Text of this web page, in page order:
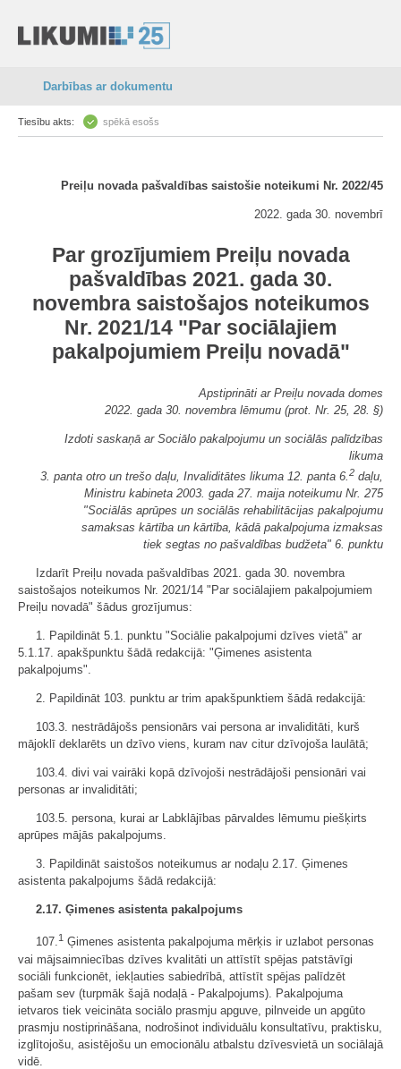
Darbības ar dokumentu
Tiesību akts: spēkā esošs
Preiļu novada pašvaldības saistošie noteikumi Nr. 2022/45
2022. gada 30. novembrī
Par grozījumiem Preiļu novada
pašvaldības 2021. gada 30.
novembra saistošajos noteikumos
Nr. 2021/14 "Par sociālajiem
pakalpojumiem Preiļu novadā"
Apstiprināti ar Preiļu novada domes
2022. gada 30. novembra lēmumu (prot. Nr. 25, 28. §)
Izdoti saskaņā ar Sociālo pakalpojumu un sociālās palīdzības
likuma
3. panta otro un trešo daļu, Invaliditātes likuma 12. panta 6.2 daļu,
Ministru kabineta 2003. gada 27. maija noteikumu Nr. 275
"Sociālās aprūpes un sociālās rehabilitācijas pakalpojumu
samaksas kārtība un kārtība, kādā pakalpojuma izmaksas
tiek segtas no pašvaldības budžeta" 6. punktu
Izdarīt Preiļu novada pašvaldības 2021. gada 30. novembra
saistošajos noteikumos Nr. 2021/14 "Par sociālajiem pakalpojumiem
Preiļu novadā" šādus grozījumus:
1. Papildināt 5.1. punktu "Sociālie pakalpojumi dzīves vietā" ar
5.1.17. apakšpunktu šādā redakcijā: "Ģimenes asistenta
pakalpojums".
2. Papildināt 103. punktu ar trim apakšpunktiem šādā redakcijā:
103.3. nestrādājošs pensionārs vai persona ar invaliditāti, kurš
mājoklī deklarēts un dzīvo viens, kuram nav citur dzīvojoša laulātā;
103.4. divi vai vairāki kopā dzīvojoši nestrādājoši pensionāri vai
personas ar invaliditāti;
103.5. persona, kurai ar Labklājības pārvaldes lēmumu piešķirts
aprūpes mājās pakalpojums.
3. Papildināt saistošos noteikumus ar nodaļu 2.17. Ģimenes
asistenta pakalpojums šādā redakcijā:
2.17. Ģimenes asistenta pakalpojums
107.1 Ģimenes asistenta pakalpojuma mērķis ir uzlabot personas
vai mājsaimniecības dzīves kvalitāti un attīstīt spējas patstāvīgi
sociāli funkcionēt, iekļauties sabiedrībā, attīstīt spējas palīdzēt
pašam sev (turpmāk šajā nodaļā - Pakalpojums). Pakalpojuma
ietvaros tiek veicināta sociālo prasmju apguve, pilnveide un apgūto
prasmju nostiprināšana, nodrošinot individuālu konsultatīvu, praktisku,
izglītojošu, asistējošu un emocionālu atbalstu dzīvesvietā un sociālajā
vidē.